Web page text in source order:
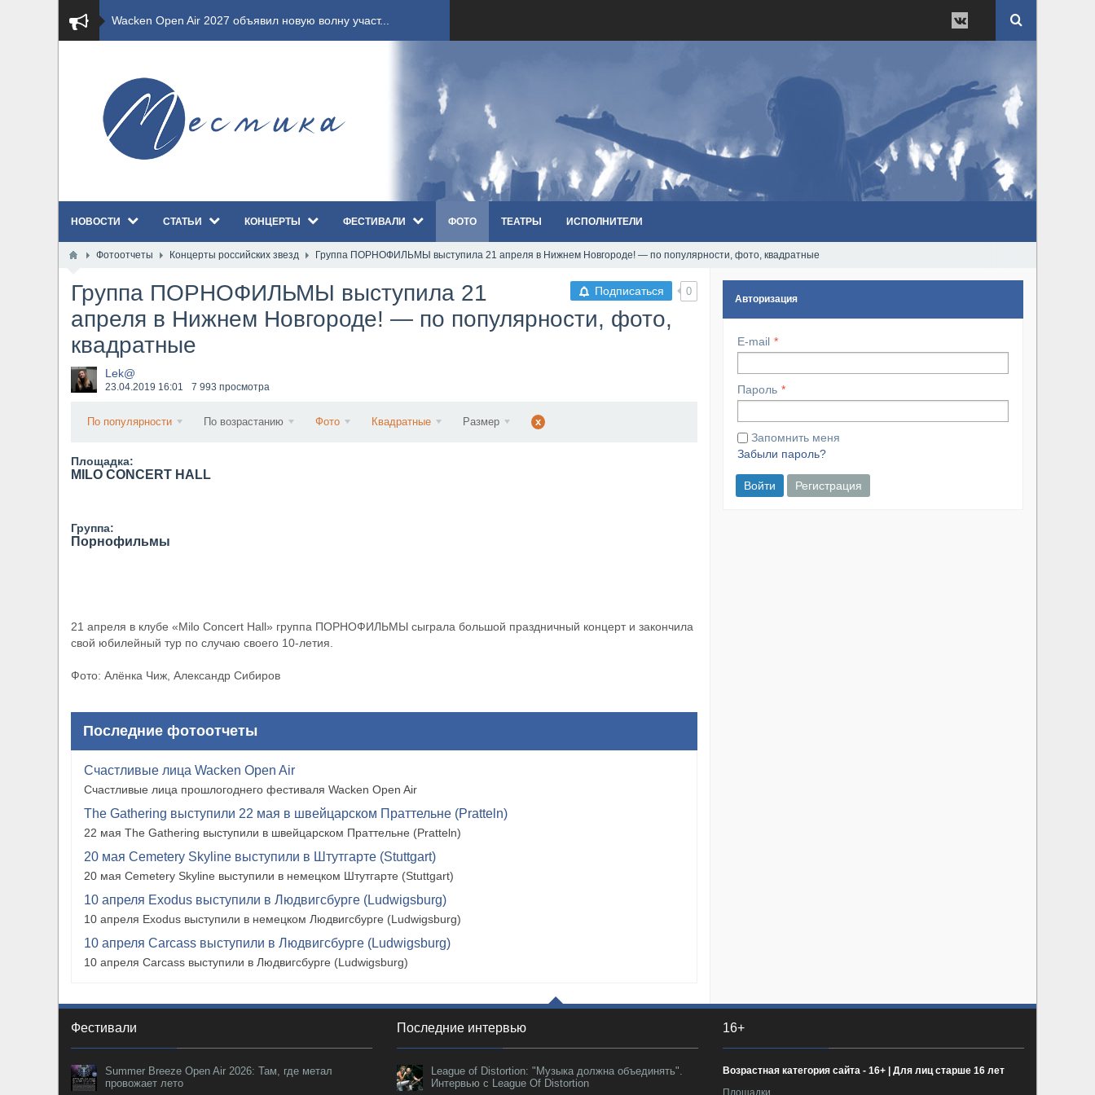
​Wacken Open Air 2027 объявил новую волну участ...
​Wacken Open Air 2026 полностью распродан
GHOST возвращаются на большие экраны с новым ко...
​Wacken Open Air 2026: открыт новый портал Cash...
Всероссийский рок-фестиваль HAMMER FEST впервые...
XANDRIA представили новый сингл под названием «...
Wacken Open Air 2026 объявили последние одиннад...
НОВОСТИ СТАТЬИ КОНЦЕРТЫ ФЕСТИВАЛИ ФОТО ТЕАТРЫ ИСПОЛНИТЕЛИ
Фотоотчеты Концерты российских звезд Группа ПОРНОФИЛЬМЫ выcтупила 21 апреля в Нижнем Новгороде! — по популярности, фото, квадратные
Подписаться 0
Группа ПОРНОФИЛЬМЫ выcтупила 21
апреля в Нижнем Новгороде! — по популярности, фото,
квадратные
Lek@
23.04.2019 16:01 7 993 просмотра
По популярности По возрастанию Фото Квадратные Размер x
Площадка:
MILO CONCERT HALL
Группа:
Порнофильмы
21 апреля в клубе «Milo Concert Hall» группа ПОРНОФИЛЬМЫ сыграла большой праздничный концерт и закончила
свой юбилейный тур по случаю своего 10-летия.
Фото: Алёнка Чиж, Александр Сибиров
Последние фотоотчеты
Счастливые лица Wacken Open Air
Счастливые лица прошлогоднего фестиваля Wacken Open Air
The Gathering выступили 22 мая в швейцарском Праттельне (Pratteln)
22 мая The Gathering выступили в швейцарском Праттельне (Pratteln)
20 мая Cemetery Skyline выступили в Штутгарте (Stuttgart)
20 мая Cemetery Skyline выступили в немецком Штутгарте (Stuttgart)
10 апреля Exodus выступили в Людвигсбурге (Ludwigsburg)
10 апреля Exodus выступили в немецком Людвигсбурге (Ludwigsburg)
10 апреля Carcass выступили в Людвигсбурге (Ludwigsburg)
10 апреля Carcass выступили в Людвигсбурге (Ludwigsburg)
Авторизация
E-mail
Пароль
Запомнить меня
Забыли пароль?
Войти Регистрация
Фестивали
Summer Breeze Open Air 2026: Там, где метал
провожает лето
Последние интервью
League of Distortion: "Музыка должна объединять".
Интервью с League Of Distortion
16+
Возрастная категория сайта - 16+ | Для лиц старше 16 лет